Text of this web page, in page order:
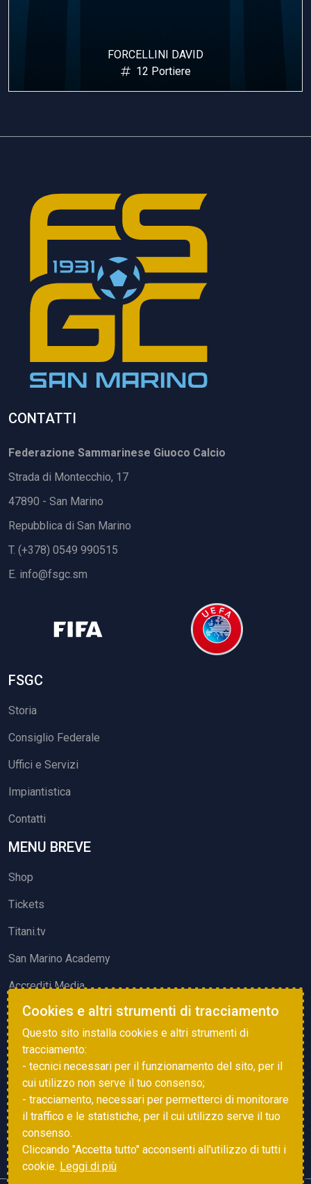
FORCELLINI DAVID
12 Portiere
CONTATTI
Federazione Sammarinese Giuoco Calcio
Strada di Montecchio, 17
47890 - San Marino
Repubblica di San Marino
T. (+378) 0549 990515
E. info@fsgc.sm
FSGC
Storia
Consiglio Federale
Uffici e Servizi
Impiantistica
Contatti
MENU BREVE
Shop
Tickets
Titani.tv
San Marino Academy
Accrediti Media
ATTIVITÀ ED EVENTI
Squadre di Calcio
Associazione Sammarinese Arbitri
Vota gol e parata
Cookies e altri strumenti di tracciamento
Questo sito installa cookies e altri strumenti di
tracciamento:
- tecnici necessari per il funzionamento del sito, per il
cui utilizzo non serve il tuo consenso;
- tracciamento, necessari per permetterci di monitorare
il traffico e le statistiche, per il cui utilizzo serve il tuo
consenso.
Cliccando "Accetta tutto" acconsenti all'utilizzo di tutti i
cookie. Leggi di più